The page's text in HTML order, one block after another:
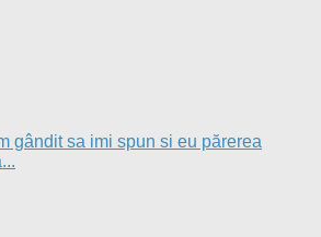
gândit sa imi spun si eu părerea